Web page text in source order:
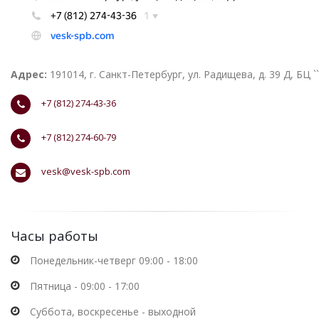
Адрес: 191014, г. Санкт-Петербург, ул. Радищева, д. 39 Д, БЦ
+7 (812) 274-43-36
+7 (812) 274-60-79
vesk@vesk-spb.com
Часы работы
Понедельник-четверг 09:00 - 18:00
Пятница - 09:00 - 17:00
Суббота, воскресенье - выходной